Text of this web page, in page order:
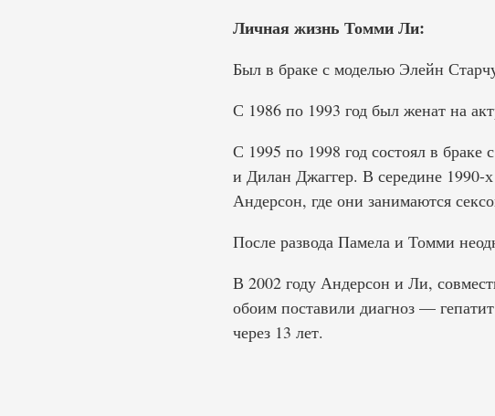
Личная жизнь Томми Ли:
Был в браке с моделью Элейн
С 1986 по 1993 год был женат на
С 1995 по 1998 год состоял в
и Дилан Джаггер. В середине 1990-
Андерсон, где они занимаются
После развода Памела и Томми
В 2002 году Андерсон и Ли,
обоим поставили диагноз —
через 13 лет.